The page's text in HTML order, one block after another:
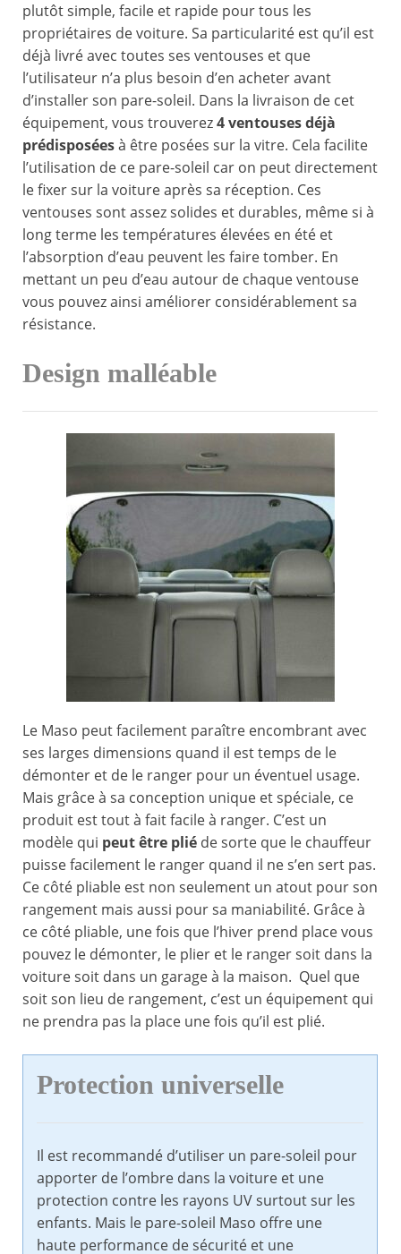
plutôt simple, facile et rapide pour tous les
propriétaires de voiture. Sa particularité est qu’il est
déjà livré avec toutes ses ventouses et que
l’utilisateur n’a plus besoin d’en acheter avant
d’installer son pare-soleil. Dans la livraison de cet
équipement, vous trouverez4 ventouses déjà
prédisposéesà être posées sur la vitre. Cela facilite
l’utilisation de ce pare-soleil car on peut directement
le fixer sur la voiture après sa réception. Ces
ventouses sont assez solides et durables, même si à
long terme les températures élevées en été et
l’absorption d’eau peuvent les faire tomber. En
mettant un peu d’eau autour de chaque ventouse
vous pouvez ainsi améliorer considérablement sa
résistance.
Design malléable
Le Maso peut facilement paraître encombrant avec
ses larges dimensions quand il est temps de le
démonter et de le ranger pour un éventuel usage.
Mais grâce à sa conception unique et spéciale, ce
produit est tout à fait facile à ranger. C’est un
modèle qui peut être plié de sorte que le chauffeur
puisse facilement le ranger quand il ne s’en sert pas.
Ce côté pliable est non seulement un atout pour son
rangement mais aussi pour sa maniabilité. Grâce à
ce côté pliable, une fois que l’hiver prend place vous
pouvez le démonter, le plier et le ranger soit dans la
voiture soit dans un garage à la maison. Quel que
soit son lieu de rangement, c’est un équipement qui
ne prendra pas la place une fois qu’il est plié.
Protection universelle
Il est recommandé d’utiliser un pare-soleil pour
apporter de l’ombre dans la voiture et une
protection contre les rayons UV surtout sur les
enfants. Mais le pare-soleil Maso offre une
haute performance de sécurité et une